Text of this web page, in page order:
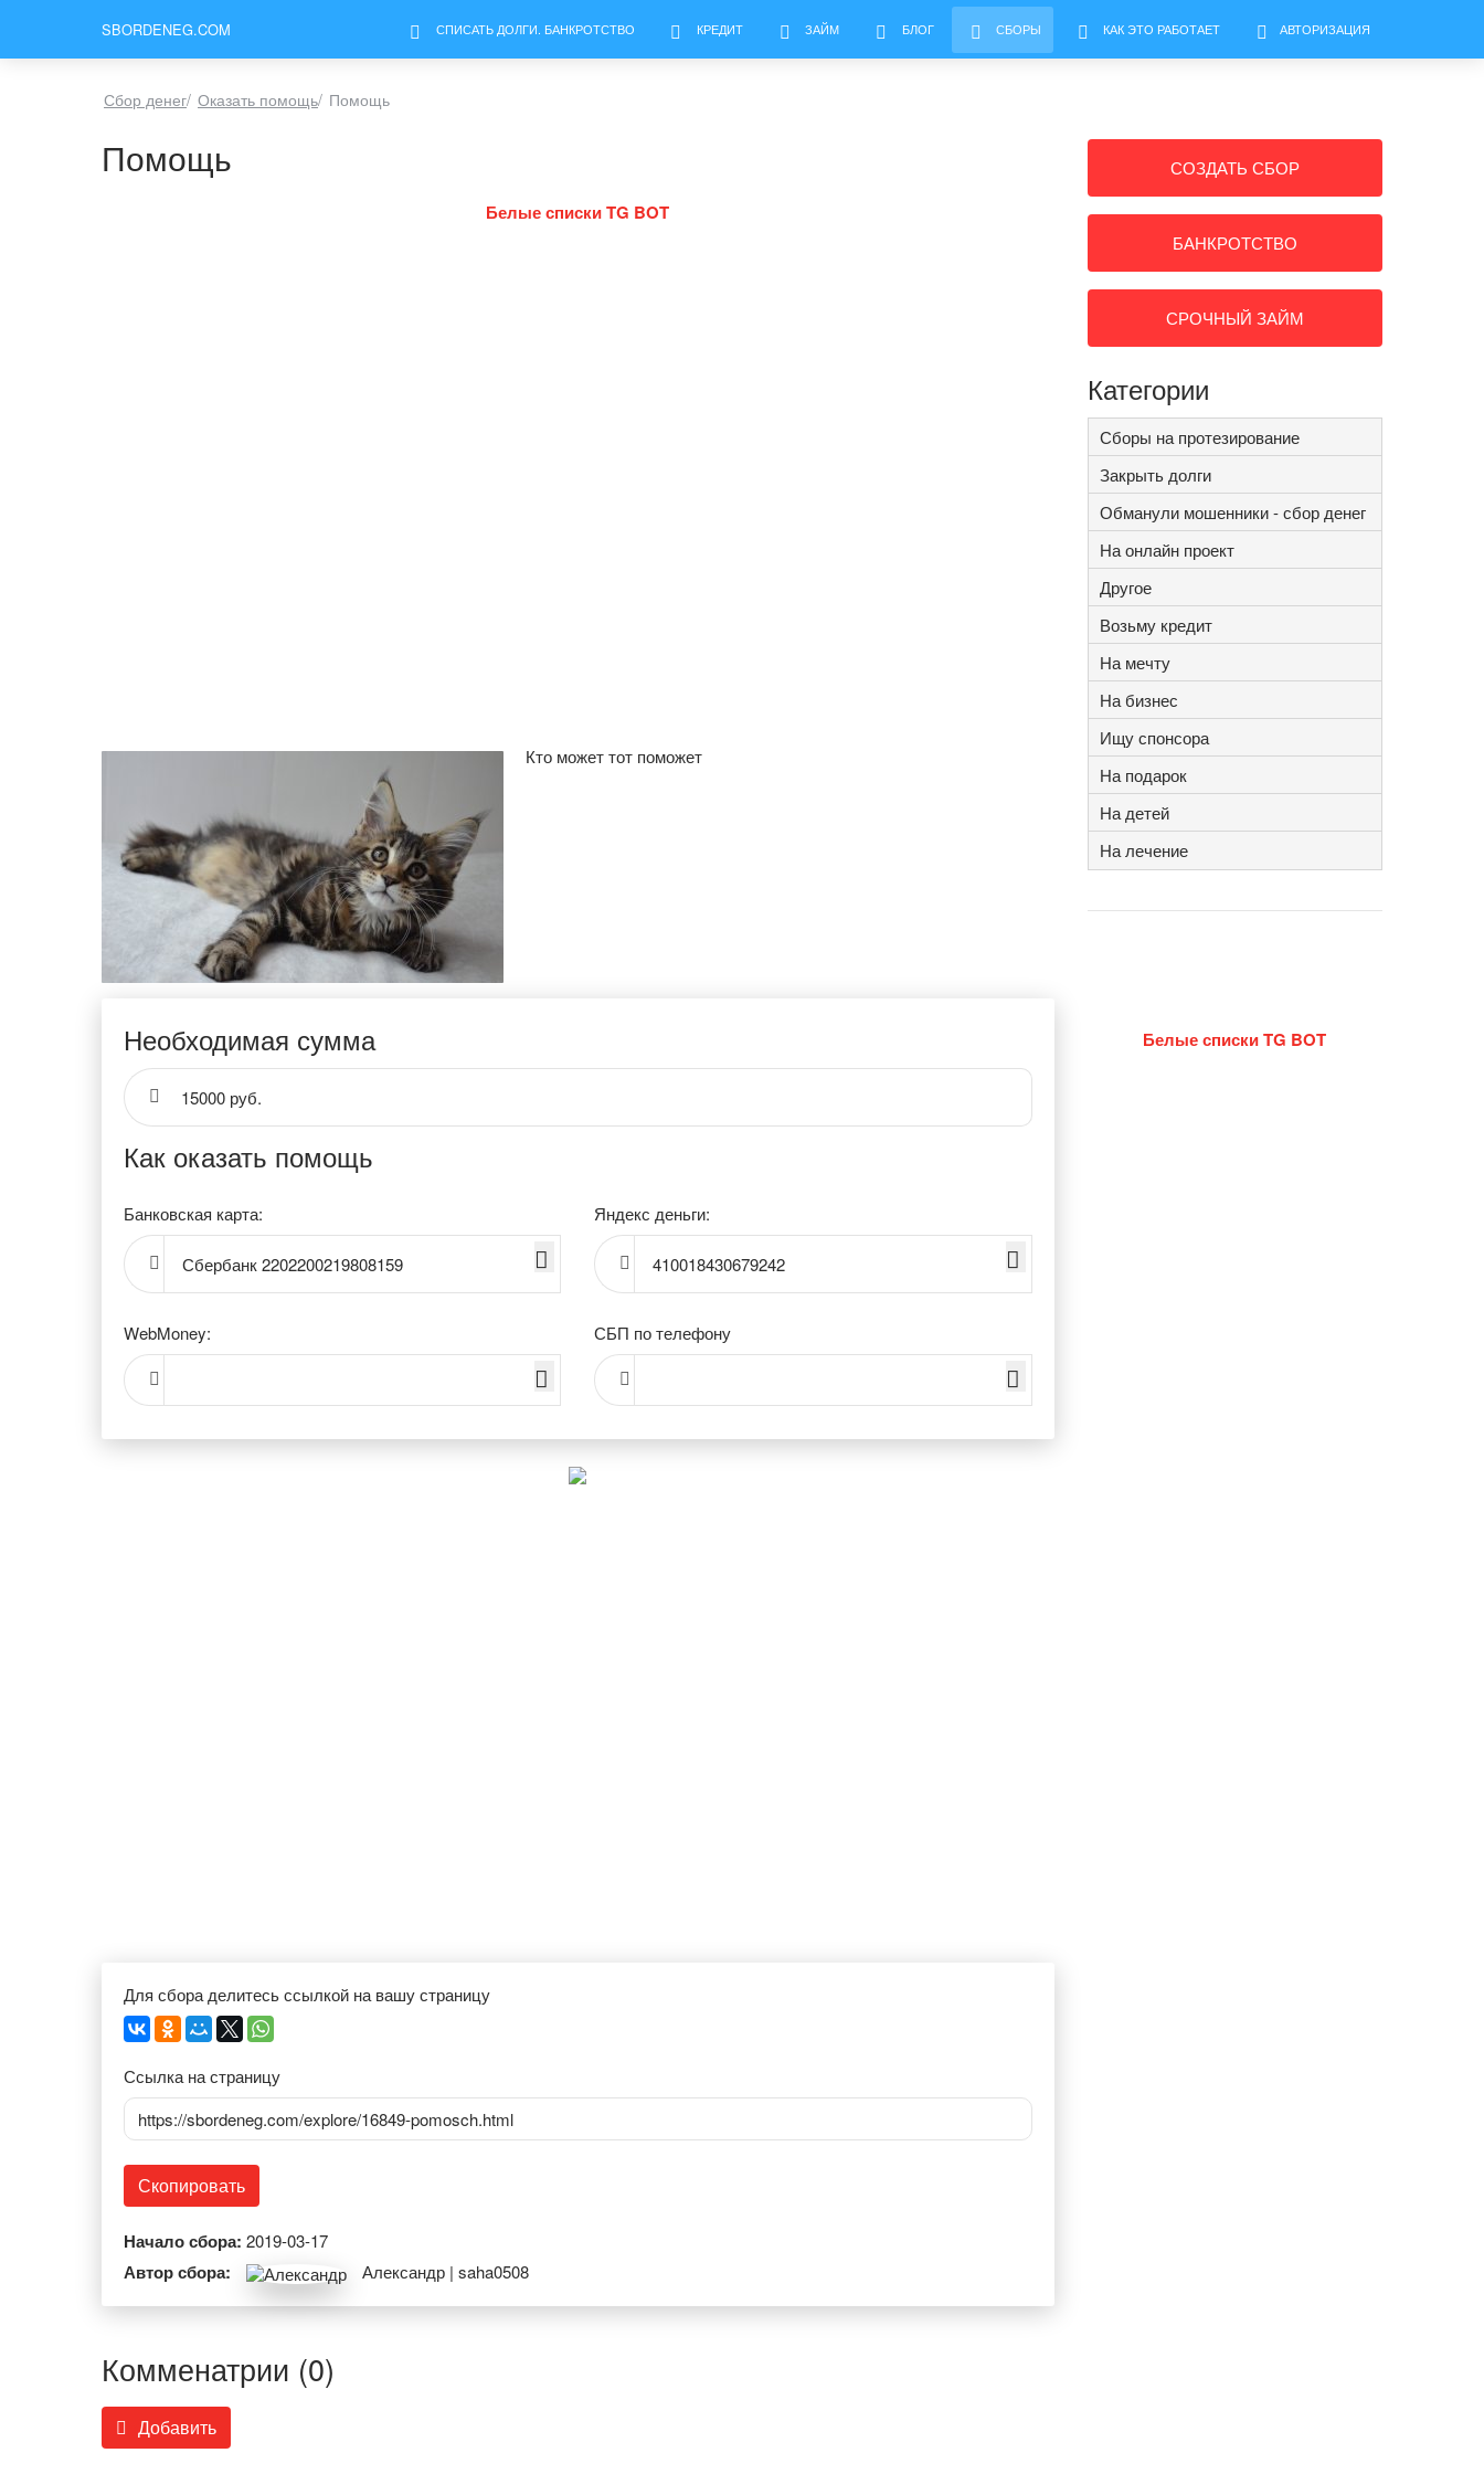
SBORDENEG.COM СПИСАТЬ ДОЛГИ. БАНКРОТСТВО КРЕДИТ ЗАЙМ БЛОГ СБОРЫ КАК ЭТО РАБОТАЕТ АВТОРИЗАЦИЯ
Сбор денег/ Оказать помощь/ Помощь
Помощь
Белые списки TG BOT
Кто может тот поможет
Необходимая сумма
15000 руб.
Как оказать помощь
Банковская карта:
Сбербанк 2202200219808159
Яндекс деньги:
410018430679242
WebMoney: СБП по телефону
Для сбора делитесь ссылкой на вашу страницу
Ссылка на страницу
https://sbordeneg.com/explore/16849-pomosch.html
Скопировать
Начало сбора: 2019-03-17
Автор сбора: Александр | saha0508
Комменатрии (0)
Добавить
СОЗДАТЬ СБОР
БАНКРОТСТВО
СРОЧНЫЙ ЗАЙМ
Категории
Сборы на протезирование
Закрыть долги
Обманули мошенники - сбор денег
На онлайн проект
Другое
Возьму кредит
На мечту
На бизнес
Ищу спонсора
На подарок
На детей
На лечение
Белые списки TG BOT